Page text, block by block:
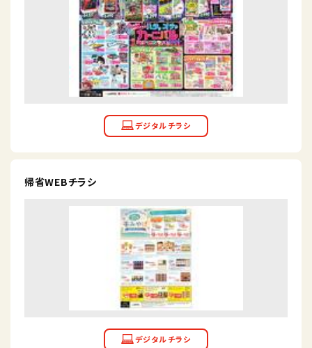
帰省WEBチラシ